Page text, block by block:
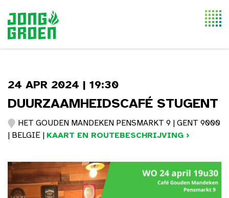
24 APR 2024 | 19:30
DUURZAAMHEIDSCAFÉ STUGENT
HET GOUDEN MANDEKEN PENSMARKT 9 | GENT 9000
| BELGIË | KAART EN ROUTEBESCHRIJVING ›